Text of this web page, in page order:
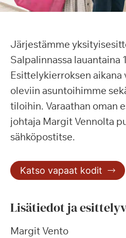
Järjestämme
Salpalinnassa lauantaina
Esittelykierroksen
oleviin asuntoihimme
tiloihin. Varaathan oman
johtaja Margit Vennolta
sähköpostitse.
Katso vapaat kodit
Lisätiedot ja
Margit Vento